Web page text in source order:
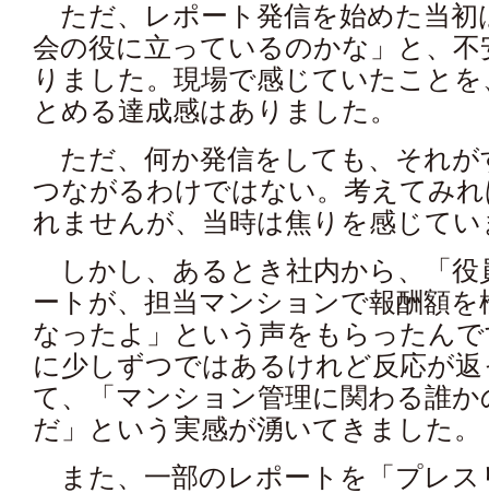
ただ、レポート発信を始めた当初
会の役に立っているのかな」と、
りました。現場で感じていたこと
とめる達成感はありました。
ただ、何か発信をしても、それが
つながるわけではない。考えてみ
れませんが、当時は焦りを感じて
しかし、あるとき社内から、「役
ートが、担当マンションで報酬額
なったよ」という声をもらったん
に少しずつではあるけれど反応が
て、「マンション管理に関わる誰
だ」という実感が湧いてきました。
また、一部のレポートを「プレス